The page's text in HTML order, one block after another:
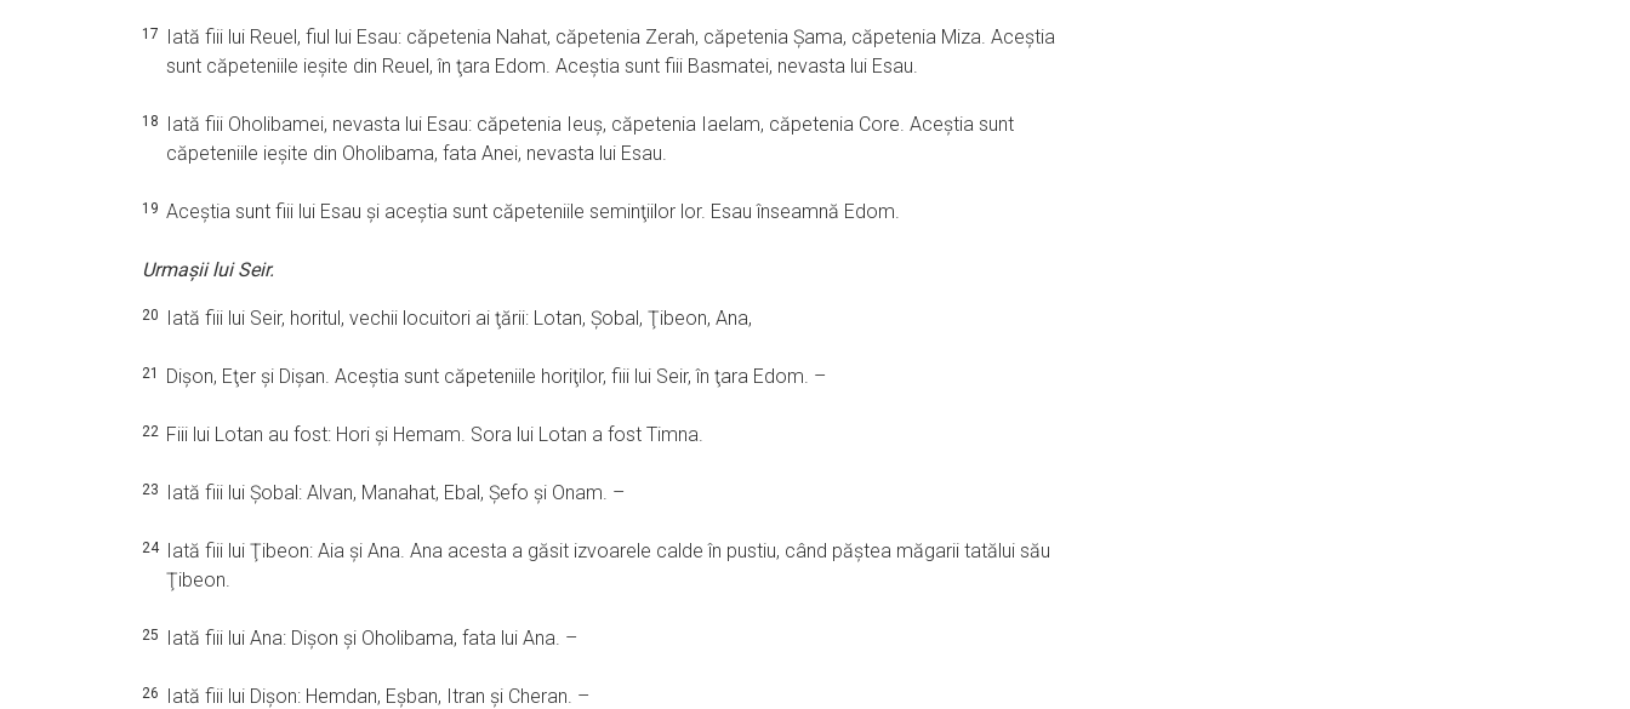
17
Iată fiii lui Reuel, fiul lui Esau: căpetenia Nahat, căpetenia Zerah, căpetenia Şama, căpetenia Miza. Aceştia
sunt căpeteniile ieşite din Reuel, în ţara Edom. Aceştia sunt fiii Basmatei, nevasta lui Esau.
18
Iată fiii Oholibamei, nevasta lui Esau: căpetenia Ieuş, căpetenia Iaelam, căpetenia Core. Aceştia sunt
căpeteniile ieşite din Oholibama, fata Anei, nevasta lui Esau.
19 Aceştia sunt fiii lui Esau şi aceştia sunt căpeteniile seminţiilor lor. Esau înseamnă Edom.
Urmaşii lui Seir.
20 Iată fiii lui Seir, horitul, vechii locuitori ai ţării: Lotan, Şobal, Ţibeon, Ana,
21 Dişon, Eţer şi Dişan. Aceştia sunt căpeteniile horiţilor, fiii lui Seir, în ţara Edom. –
22 Fiii lui Lotan au fost: Hori şi Hemam. Sora lui Lotan a fost Timna.
23 Iată fiii lui Şobal: Alvan, Manahat, Ebal, Şefo şi Onam. –
24 Iată fiii lui Ţibeon: Aia şi Ana. Ana acesta a găsit izvoarele calde în pustiu, când păştea măgarii tatălui său
Ţibeon.
25 Iată fiii lui Ana: Dişon şi Oholibama, fata lui Ana. –
26 Iată fiii lui Dişon: Hemdan, Eşban, Itran şi Cheran. –